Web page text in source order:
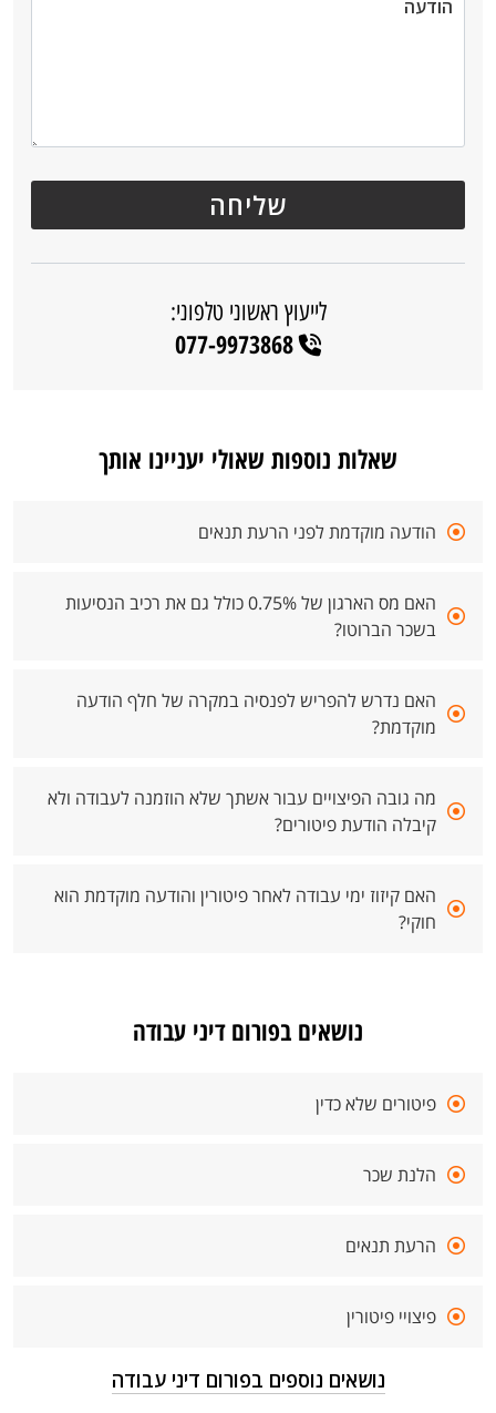
לייעוץ ראשוני טלפוני:
077-9973868
שאלות נוספות שאולי יעניינו אותך
הודעה מוקדמת לפני הרעת תנאים
האם מס הארגון של 0.75% כולל גם את רכיב הנסיעות
בשכר הברוטו?
האם נדרש להפריש לפנסיה במקרה של חלף הודעה
מוקדמת?
מה גובה הפיצויים עבור אשתך שלא הוזמנה לעבודה ולא
קיבלה הודעת פיטורים?
האם קיזוז ימי עבודה לאחר פיטורין והודעה מוקדמת הוא
חוקי?
נושאים בפורום דיני עבודה
פיטורים שלא כדין
הלנת שכר
הרעת תנאים
פיצויי פיטורין
נושאים נוספים בפורום דיני עבודה